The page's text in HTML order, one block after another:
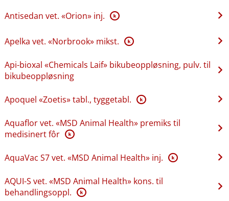
Antisedan vet. «Orion» inj. K
Apelka vet. «Norbrook» mikst. K
Api-bioxal «Chemicals Laif» bikubeoppløsning, pulv. til
bikubeoppløsning
Apoquel «Zoetis» tabl., tyggetabl. K
Aquaflor vet. «MSD Animal Health» premiks til
medisinert fôr K
AquaVac S7 vet. «MSD Animal Health» inj. K
AQUI-S vet. «MSD Animal Health» kons. til
behandlingsoppl. K